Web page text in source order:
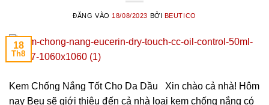
ĐĂNG VÀO 18/08/2023 BỞI BEUTICO
18
Th8
Kem Chống Nắng Tốt Cho Da Dầu Xin chào cả nhà! Hôm
nay Beu sẽ giới thiệu đến cả nhà loại kem chống nắng có